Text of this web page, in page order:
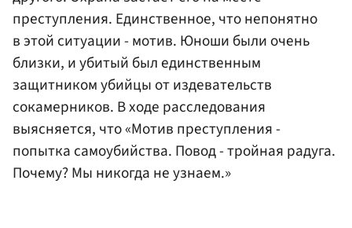
преступления. Единственное, что непонятно
в этой ситуации - мотив. Юноши были очень
близки, и убитый был единственным
защитником убийцы от издевательств
сокамерников. В ходе расследования
выясняется, что «Мотив преступления -
попытка самоубийства. Повод - тройная радуга.
Почему? Мы никогда не узнаем.»